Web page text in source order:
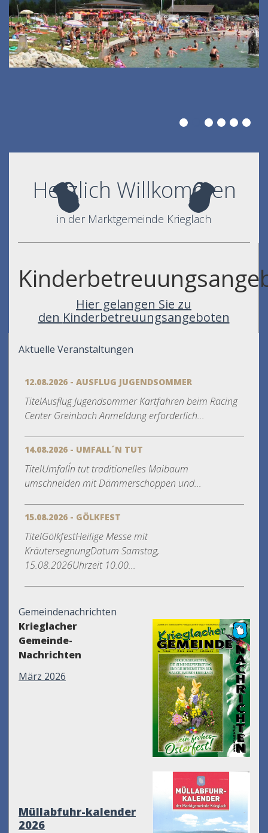
Herzlich Willkommen
in der Marktgemeinde Krieglach
Hier gelangen Sie zu
den Kinderbetreuungsangeboten
Aktuelle Veranstaltungen
12.08.2026 - AUSFLUG JUGENDSOMMER
TitelAusflug Jugendsommer Kartfahren beim Racing
Center Greinbach Anmeldung erforderlich...
14.08.2026 - UMFALL´N TUT
TitelUmfall´n tut traditionelles Maibaum
umschneiden mit Dämmerschoppen und...
15.08.2026 - GÖLKFEST
TitelGölkfestHeilige Messe mit
KräutersegnungDatum Samstag,
15.08.2026Uhrzeit 10.00...
Gemeindenachrichten
Krieglacher
Gemeinde-
Nachrichten
März 2026
Müllabfuhr-kalender
2026